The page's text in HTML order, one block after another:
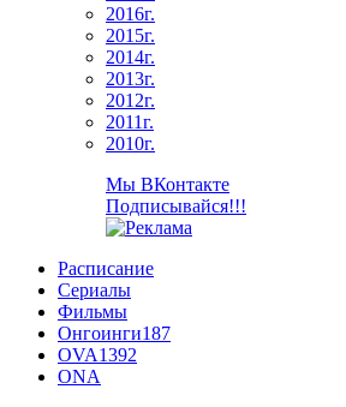
2016г.
2015г.
2014г.
2013г.
2012г.
2011г.
2010г.
Мы ВКонтакте
Подписывайся!!!
Расписание
Сериалы
Фильмы
Онгоинги187
OVA1392
ONA